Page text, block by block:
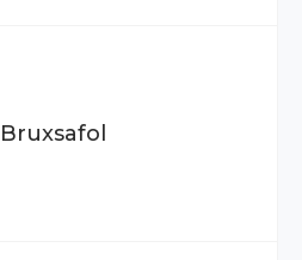
Bruxsafol